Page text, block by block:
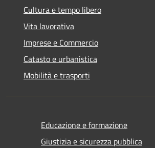
Cultura e tempo libero
Vita lavorativa
Imprese e Commercio
Catasto e urbanistica
Mobilità e trasporti
Educazione e formazione
Giustizia e sicurezza pubblica